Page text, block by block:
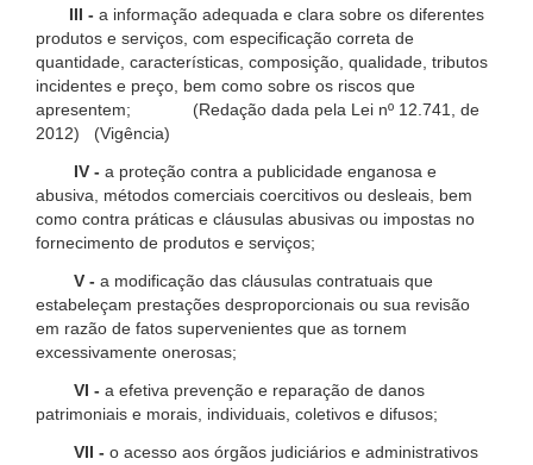
III - a informação adequada e clara sobre os diferentes
produtos e serviços, com especificação correta de
quantidade, características, composição, qualidade, tributos
incidentes e preço, bem como sobre os riscos que
apresentem; (Redação dada pela Lei nº 12.741, de
2012) (Vigência)
IV - a proteção contra a publicidade enganosa e
abusiva, métodos comerciais coercitivos ou desleais, bem
como contra práticas e cláusulas abusivas ou impostas no
fornecimento de produtos e serviços;
V - a modificação das cláusulas contratuais que
estabeleçam prestações desproporcionais ou sua revisão
em razão de fatos supervenientes que as tornem
excessivamente onerosas;
VI - a efetiva prevenção e reparação de danos
patrimoniais e morais, individuais, coletivos e difusos;
VII - o acesso aos órgãos judiciários e administrativos